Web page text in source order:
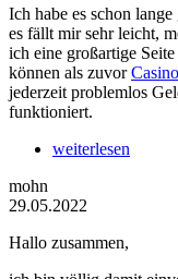
Ich habe es schon
es fällt mir sehr leicht,
ich eine großartige
können als zuvor
jederzeit problemlos
funktioniert.
weiterlesen
mohn
29.05.2022
Hallo zusammen,